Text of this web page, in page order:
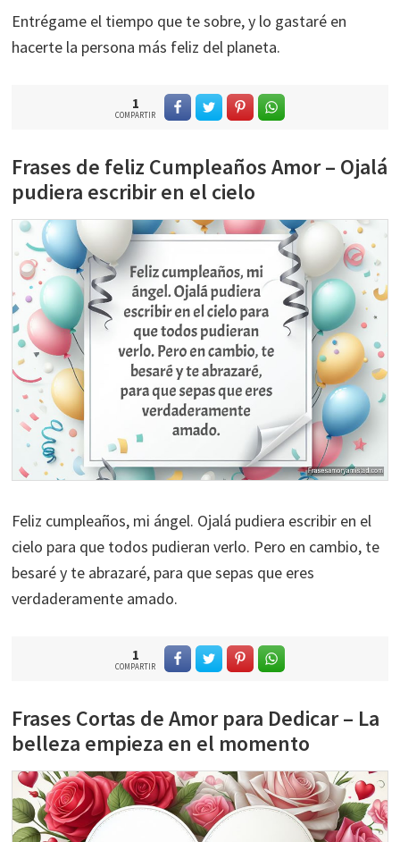
Entrégame el tiempo que te sobre, y lo gastaré en
hacerte la persona más feliz del planeta.
1
COMPARTIR
Frases de feliz Cumpleaños Amor – Ojalá
pudiera escribir en el cielo
Feliz cumpleaños, mi ángel. Ojalá pudiera escribir en el
cielo para que todos pudieran verlo. Pero en cambio, te
besaré y te abrazaré, para que sepas que eres
verdaderamente amado.
1
COMPARTIR
Frases Cortas de Amor para Dedicar – La
belleza empieza en el momento